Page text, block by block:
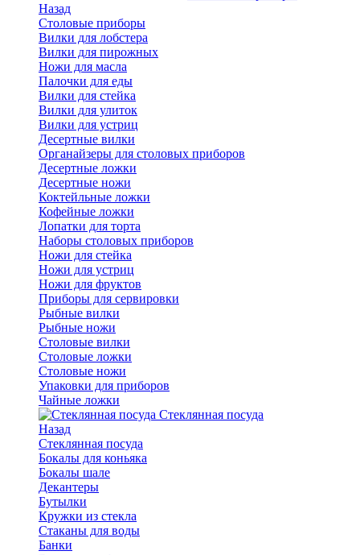
Назад
Cтоловые приборы
Вилки для лобстера
Вилки для пирожных
Ножи для масла
Палочки для еды
Вилки для стейка
Вилки для улиток
Вилки для устриц
Десертные вилки
Органайзеры для столовых приборов
Десертные ложки
Десертные ножи
Коктейльные ложки
Кофейные ложки
Лопатки для торта
Наборы столовых приборов
Ножи для стейка
Ножи для устриц
Ножи для фруктов
Приборы для сервировки
Рыбные вилки
Рыбные ножи
Столовые вилки
Столовые ложки
Столовые ножи
Упаковки для приборов
Чайные ложки
Стеклянная посуда
Назад
Стеклянная посуда
Бокалы для коньяка
Бокалы шале
Декантеры
Бутылки
Кружки из стекла
Стаканы для воды
Банки